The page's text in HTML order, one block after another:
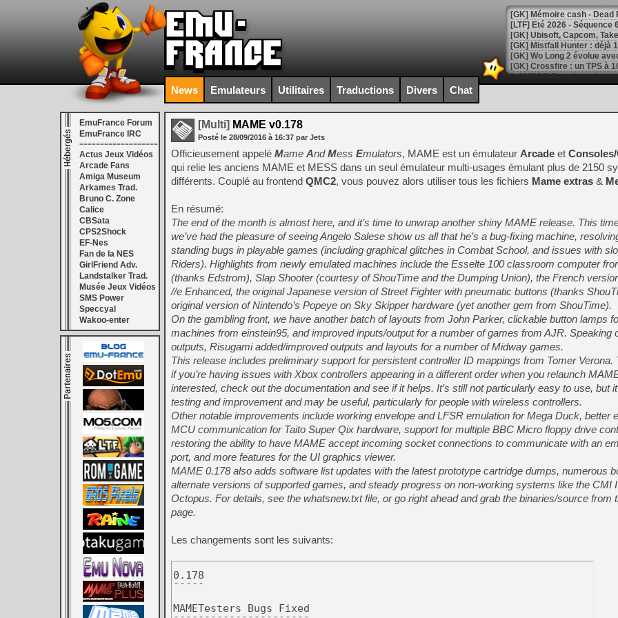
[LTF] Eté 2026 - Séquence
[GK] Mistfall Hunter : déjà
[GK] Wo Long 2 évolue
[GK] Crossfire : un TPS à
[LS] [PS5] Premiers
[Mo5] DOOM arrive en
[GK] Bethesda fête les 30
[GK] Roblox : l'action en
[GK] Agenda - GeForce
[GK] Devolver Digital en a
[LS] [PS5] ps5-y2jb-
[GK] Pourquoi Marvel
[GK] Test : Restory : Chill
[GK] GTA 6 : Rockstar
[GK] Hot Wheels Infinite
[GK] Mémoire cash -
[GK] Résultats Nintendo :
[GK] Déjà des
[Mo5] Brickboy cherche à
[GK] Minecraft et ses «
[GK] Beast of
[GK] Ubisoft : fin de partie
[GK] Mémoire cash -
[GK] Dan Houser (GTA)
[GK] Comment EA Sports
[GK] Crimson Moon : un
[GK] Isle of Reveries : le
[GK] Moonlighter 2 : The
[GK] Capcom relance
[GK] Guillermo del Toro
News Emulateurs Utilitaires Traductions Divers Chat
EmuFrance Forum
EmuFrance IRC
===================
Actus Jeux Vidéos
Arcade Fans
Amiga Museum
Arkames Trad.
Bruno C. Zone
Calice
CBSata
CPS2Shock
EF-Nes
Fan de la NES
GirlFriend Adv.
Landstalker Trad.
Musée Jeux Vidéos
SMS Power
Speccyal
Wakoo-enter
[Multi] MAME v0.178
Posté le 28/09/2016 à 16:37 par Jets
Officieusement appelé Mame AndMess Emulators, MAME est un émulateur Arcade et
qui relie les anciens MAME et MESS dans un seul émulateur multi-usages émulant plus de 2150
différents. Couplé au frontend QMC2, vous pouvez alors utiliser tous les fichiers Mame extras &
En résumé:
The end of the month is almost here, and it’s time to unwrap another shiny MAME release. This
we’ve had the pleasure of seeing Angelo Salese show us all that he’s a bug-fixing machine,
standing bugs in playable games (including graphical glitches in Combat School, and issues with
Riders). Highlights from newly emulated machines include the Esselte 100 classroom computer
(thanks Edstrom), Slap Shooter (courtesy of ShouTime and the Dumping Union), the French
//e Enhanced, the original Japanese version of Street Fighter with pneumatic buttons (thanks
original version of Nintendo’s Popeye on Sky Skipper hardware (yet another gem from ShouTime).
On the gambling front, we have another batch of layouts from John Parker, clickable button lamps
machines from einstein95, and improved inputs/output for a number of games from AJR. Speaking
outputs, Risugami added/improved outputs and layouts for a number of Midway games.
This release includes preliminary support for persistent controller ID mappings from Tomer Verona.
if you’re having issues with Xbox controllers appearing in a different order when you relaunch
interested, check out the documentation and see if it helps. It’s still not particularly easy to use, but
testing and improvement and may be useful, particularly for people with wireless controllers.
Other notable improvements include working envelope and LFSR emulation for Mega Duck, better
MCU communication for Taito Super Qix hardware, support for multiple BBC Micro floppy drive
restoring the ability to have MAME accept incoming socket connections to communicate with an
port, and more features for the UI graphics viewer.
MAME 0.178 also adds software list updates with the latest prototype cartridge dumps, numerous
alternate versions of supported games, and steady progress on non-working systems like the CMI
Octopus. For details, see the whatsnew.txt file, or go right ahead and grab the binaries/source from
page.
Les changements sont les suivants:
0.178
-----
MAMETesters Bugs Fixed